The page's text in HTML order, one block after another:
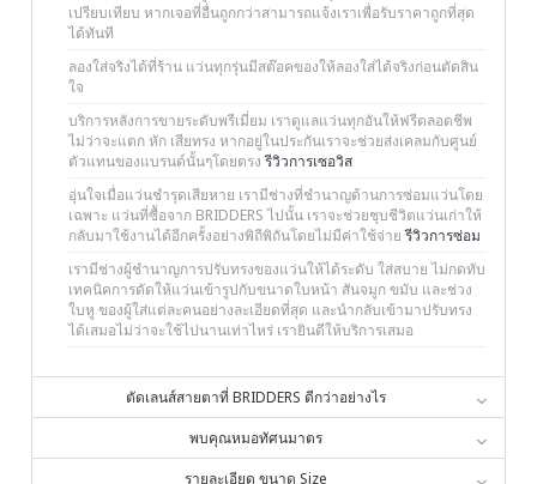
เปรียบเทียบ หากเจอที่อื่นถูกกว่าสามารถแจ้งเราเพื่อรับราคาถูกที่สุด
ได้ทันที
ลองใส่จริงได้ที่ร้าน แว่นทุกรุ่นมีสต๊อคของให้ลองใส่ได้จริงก่อนตัดสิน
ใจ
บริการหลังการขายระดับพรีเมี่ยม เราดูแลแว่นทุกอันให้ฟรีตลอดชีพ
ไม่ว่าจะแตก หัก เสียทรง หากอยู่ในประกันเราจะช่วยส่งเคลมกับศูนย์
ตัวแทนของแบรนด์นั้นๆโดยตรงรีวิวการเซอวิส
อุ่นใจเมื่อแว่นชำรุดเสียหาย เรามีช่างที่ชำนาญด้านการซ่อมแว่นโดย
เฉพาะ แว่นที่ซื้อจาก BRIDDERS ไปนั้น เราจะช่วยชุบชีวิตแว่นเก่าให้
กลับมาใช้งานได้อีกครั้งอย่างพิถีพิถันโดยไม่มีค่าใช้จ่ายรีวิวการซ่อม
เรามีช่างผู้ชำนาญการปรับทรงของแว่นให้ได้ระดับ ใส่สบาย ไม่กดทับ
เทคนิคการดัดให้แว่นเข้ารูปกับขนาดใบหน้า สันจมูก ขมับ และช่วง
ใบหู ของผู้ใส่แต่ละคนอย่างละเอียดที่สุด และนำกลับเข้ามาปรับทรง
ได้เสมอไม่ว่าจะใช้ไปนานเท่าไหร่ เรายินดีให้บริการเสมอ
ตัดเลนส์สายตาที่ BRIDDERS ดีกว่าอย่างไร
พบคุณหมอทัศนมาตร
รายละเอียด ขนาด Size